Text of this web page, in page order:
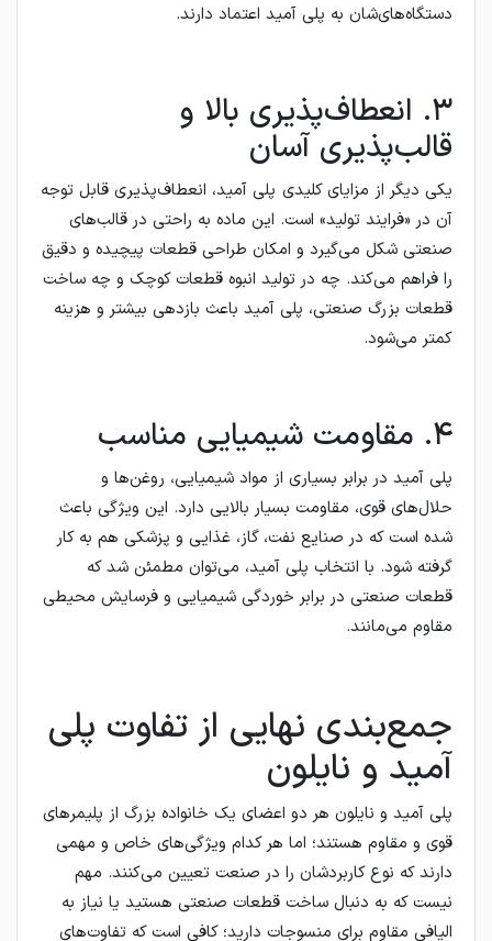
دستگاه‌های‌شان به پلی آمید اعتماد دارند.
۳. انعطاف‌پذیری بالا و
قالب‌پذیری آسان
یکی دیگر از مزایای کلیدی پلی آمید، انعطاف‌پذیری قابل توجه
آن در «فرایند تولید» است. این ماده به راحتی در قالب‌های
صنعتی شکل می‌گیرد و امکان طراحی قطعات پیچیده و دقیق
را فراهم می‌کند. چه در تولید انبوه قطعات کوچک و چه ساخت
قطعات بزرگ صنعتی، پلی آمید باعث بازدهی بیشتر و هزینه
کمتر می‌شود.
۴. مقاومت شیمیایی مناسب
پلی آمید در برابر بسیاری از مواد شیمیایی، روغن‌ها و
حلال‌های قوی، مقاومت بسیار بالایی دارد. این ویژگی باعث
شده است که در صنایع نفت، گاز، غذایی و پزشکی هم به کار
گرفته شود. با انتخاب پلی آمید، می‌توان مطمئن شد که
قطعات صنعتی در برابر خوردگی شیمیایی و فرسایش محیطی
مقاوم می‌مانند.
جمع‌بندی نهایی از تفاوت پلی
آمید و نایلون
پلی آمید و نایلون هر دو اعضای یک خانواده بزرگ از پلیمرهای
قوی و مقاوم هستند؛ اما هر کدام ویژگی‌های خاص و مهمی
دارند که نوع کاربردشان را در صنعت تعیین می‌کنند. مهم
نیست که به دنبال ساخت قطعات صنعتی هستید یا نیاز به
الیافی مقاوم برای منسوجات دارید؛ کافی است که تفاوت‌های